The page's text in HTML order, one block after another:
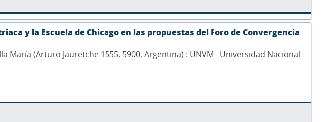
y la Escuela de Chicago en las propuestas del Foro de Convergencia
María (Arturo Jauretche 1555, 5900, Argentina) : UNVM - Universidad Nacional